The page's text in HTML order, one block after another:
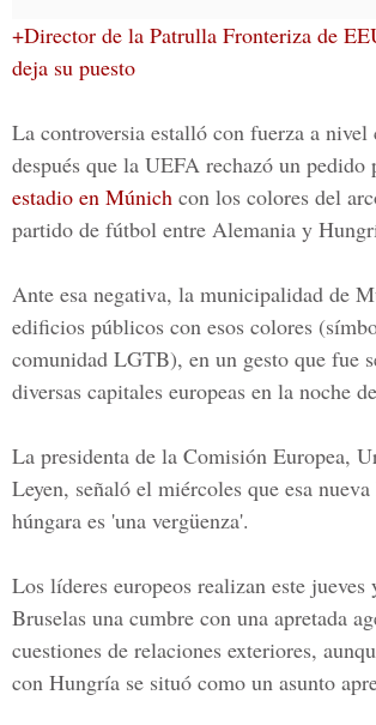
+Director de la Patrulla Fronteriza de
deja su puesto
La controversia estalló con fuerza a nivel
después que la UEFA rechazó un pedido
estadio en Múnich con los colores del
partido de fútbol entre Alemania y
Ante esa negativa, la municipalidad de
edificios públicos con esos colores
comunidad LGTB), en un gesto que fue
diversas capitales europeas en la noche
La presidenta de la Comisión Europea,
Leyen, señaló el miércoles que esa
húngara es 'una vergüenza'.
Los líderes europeos realizan este jueves
Bruselas una cumbre con una apretada
cuestiones de relaciones exteriores,
con Hungría se situó como un asunto